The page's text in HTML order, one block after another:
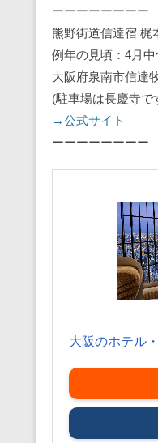
ーーーーーーーー
熊野街道信達宿 梶
例年の見頃：4月
大阪府泉南市信達
(駐車場は長慶寺で
→公式サイト
ーーーーーーーー
大阪のホテル